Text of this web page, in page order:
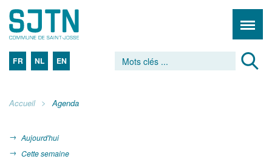
FR NL EN
Accueil Agenda
Aujourd'hui
Cette semaine